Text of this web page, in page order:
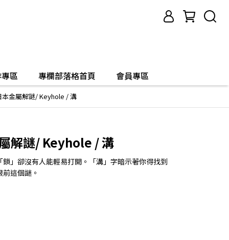
區 專欄部落格首頁 會員專區
本金屬解謎/ Keyhole / 溝
解謎/ Keyhole / 溝
」卻沒有人能輕易打開。「溝」字暗示著你得找到
這個謎。